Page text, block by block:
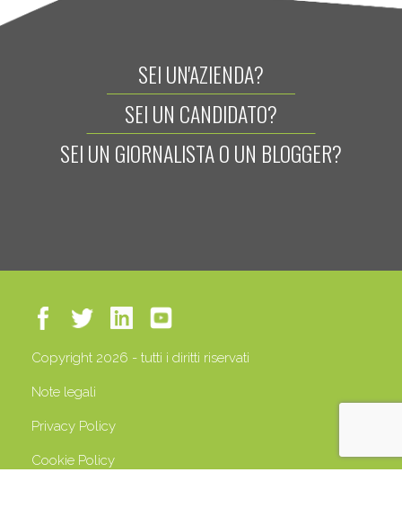
SEI UN'AZIENDA?
SEI UN CANDIDATO?
SEI UN GIORNALISTA O UN BLOGGER?
Copyright 2026 - tutti i diritti riservati
Note legali
Privacy Policy
Cookie Policy